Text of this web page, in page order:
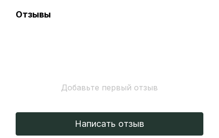
Отзывы
Добавьте первый отзыв
Написать отзыв